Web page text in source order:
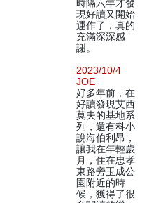
時隔六年才發
現好讀又開始
運作了，真的
充滿深深感
謝。
2023/10/4
JOE
好多年前，在
好讀發現艾西
莫夫的基地系
列，還有科小
說海伯利昂，
讓我在年輕歲
月，住在忠孝
東路旁玉成公
園附近的時
候，獲得了很